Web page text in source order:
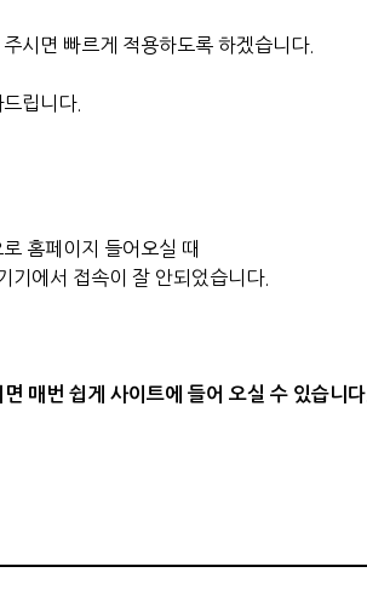
시면 빠르게 적용하도록 하겠습니다.
립니다.
홈페이지 들어오실 때
기에서 접속이 잘 안되었습니다.
매번 쉽게 사이트에 들어 오실 수 있습니다.